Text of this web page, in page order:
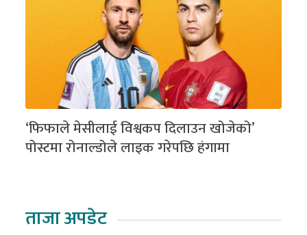
‘फिफाले मेसीलाई विश्वकप दिलाउन खोजेको’
पोस्टमा रोनाल्डोले लाइक गरेपछि हंगामा
ताजा अपडेट